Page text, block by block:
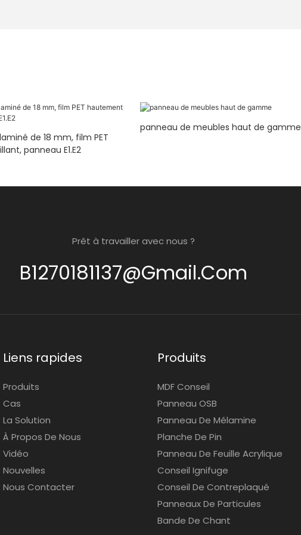
de 18 mm, film PET
panneau E1.E2
panneau de meubles haut de gamme
Prêt à travailler avec nous ?
B1270181137@gmail.com
Liens rapides
Produits
Cas
La Solution
À Propos De Nous
Vidéo
Nouvelles
Nous Contacter
Produits
MDF Conseil
Panneau OSB
Panneau De Mélamine
Planche De Pin
Panneau De Feuille Acrylique
Conseil Ignifuge
Conseil De Contreplaqué
Panneaux De Particules
Bande De Chant